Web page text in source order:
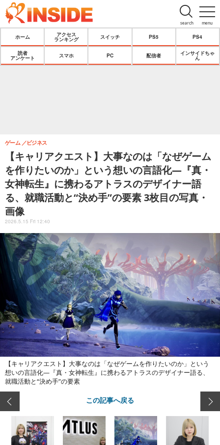
menu
search
ホーム
アクセス
ランキング
スイッチ PS5 PS4
読者
アンケート
スマホ PC 配信者
インサイドちゃ
ん
【キャリアクエスト】大事なのは「なぜゲーム
を作りたいのか」という想いの言語化―『真・
女神転生』に携わるアトラスのデザイナー語
る、就職活動と“決め手”の要素 3枚目の写真・
画像
ゲーム ビジネス
2026.5.15 Fri 12:40
【キャリアクエスト】大事なのは「なぜゲームを作りたいのか」という
想いの言語化―『真・女神転生』に携わるアトラスのデザイナー語る、
就職活動と“決め手”の要素
この記事へ戻る